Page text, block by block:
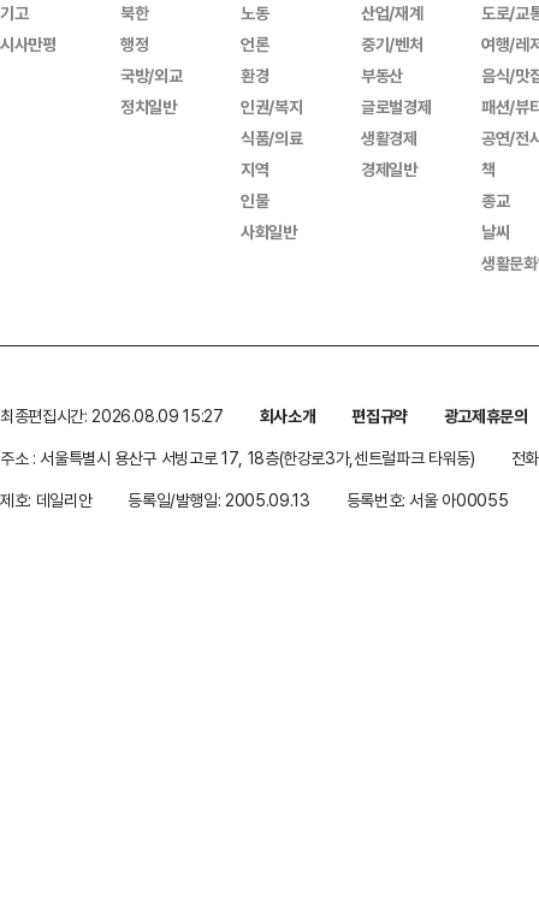
기고
시사만평
북한
행정
국방/외교
정치일반
노동
언론
환경
인권/복지
식품/의료
지역
인물
사회일반
산업/재계
중기/벤처
부동산
글로벌경제
생활경제
경제일반
도로/교
여행/레
음식/맛
패션/뷰
공연/전
책
종교
날씨
생활문
최종편집시간: 2026.08.09 15:27 회사소개 편집규약
광고제휴문의
주소 : 서울특별시 용산구 서빙고로 17, 18층(한강로3가,센트럴파크 타워동)
전
제호: 데일리안
등록일/발행일: 2005.09.13 등록번호: 서울 아00055